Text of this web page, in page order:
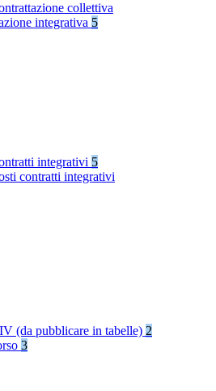
collettiva
integrativa 5
integrativi 5
contratti integrativi
(da pubblicare in tabelle) 2
3